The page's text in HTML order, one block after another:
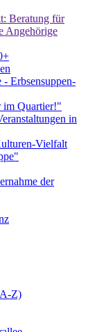
Beratung für
Angehörige
- Erbsensuppen-
im Quartier!"
in
Vielfalt
der
Z)